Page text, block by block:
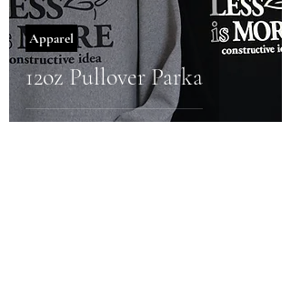
12oz Pullover Parka
Apparel